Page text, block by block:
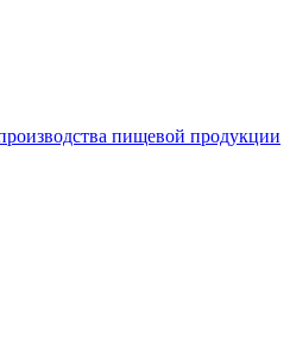
пищевой продукции